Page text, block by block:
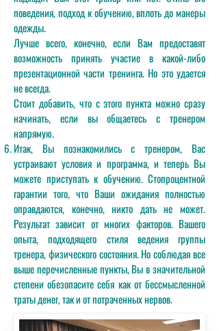
поведения, подход к обучению, вплоть до манеры
одежды.
Лучше всего, конечно, если Вам предоставят
возможность принять участие в какой-либо
презентационной части тренинга. Но это удается
не всегда.
Стоит добавить, что с этого пункта можно сразу
начинать, если вы общаетесь с тренером
напрямую.
Итак, Вы познакомились с тренером, Вас
устраивают условия и программа, и теперь Вы
можете приступать к обучению. Стопроцентной
гарантии того, что Ваши ожидания полностью
оправдаются, конечно, никто дать не может.
Результат зависит от многих факторов. Вашего
опыта, подходящего стиля ведения группы
тренера, физического состояния. Но соблюдая все
выше перечисленные пункты, Вы в значительной
степени обезопасите себя как от бессмысленной
траты денег, так и от потраченных нервов.